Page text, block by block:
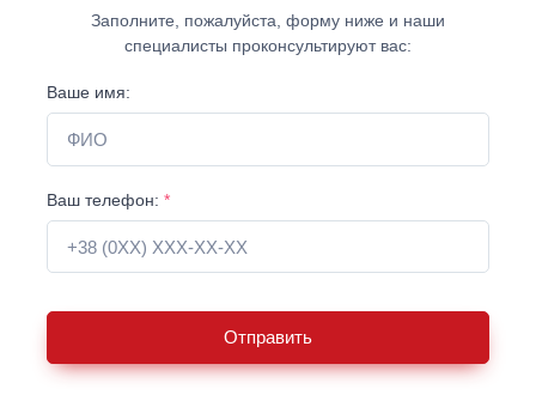
Заполните, пожалуйста, форму ниже и наши
специалисты проконсультируют вас:
Ваше имя:
Ваш телефон: *
Отправить